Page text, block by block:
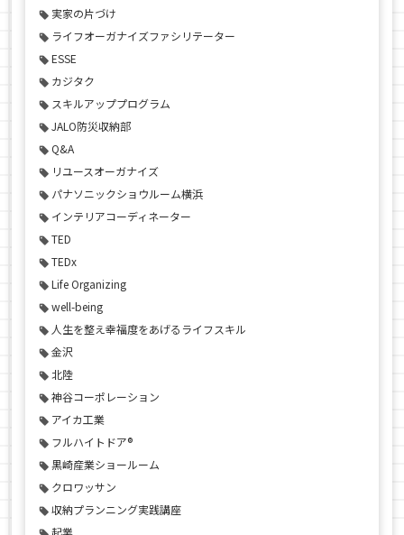
実家の片づけ
ライフオーガナイズファシリテーター
ESSE
カジタク
スキルアッププログラム
JALO防災収納部
Q&A
リユースオーガナイズ
パナソニックショウルーム横浜
インテリアコーディネーター
TED
TEDx
Life Organizing
well-being
人生を整え幸福度をあげるライフスキル
金沢
北陸
神谷コーポレーション
アイカ工業
フルハイトドア®
黒崎産業ショールーム
クロワッサン
収納プランニング実践講座
起業